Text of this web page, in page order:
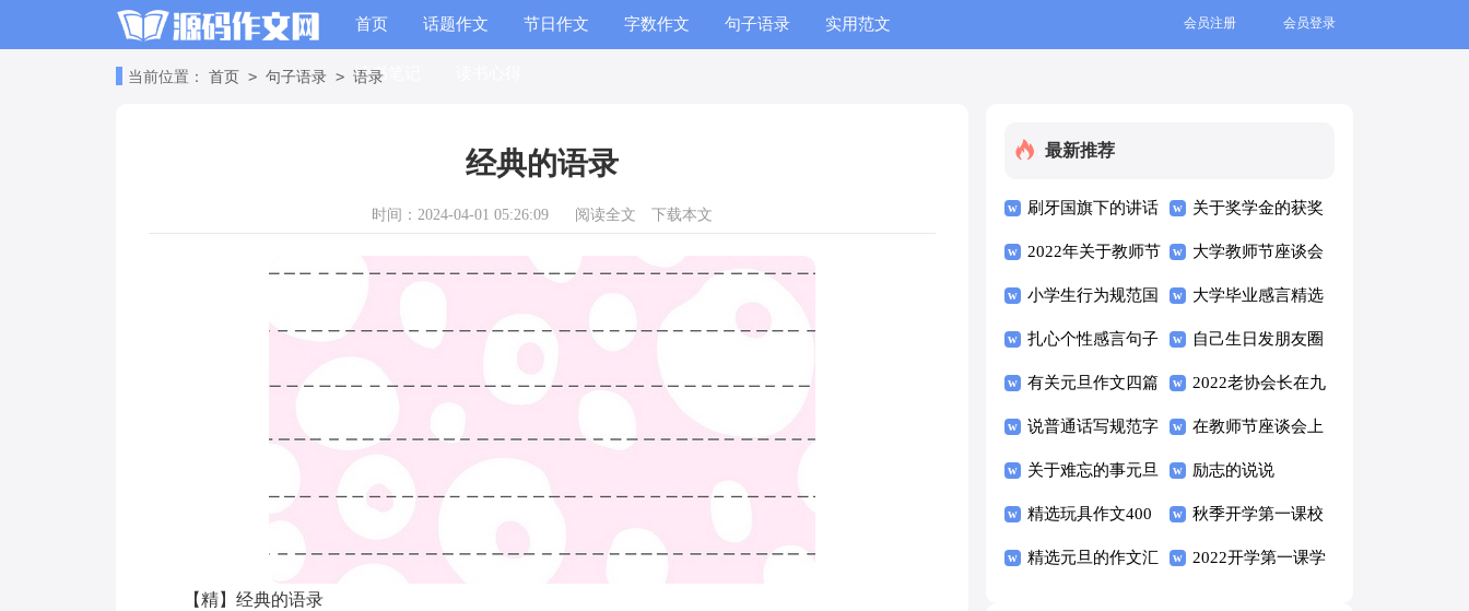
首页 话题作文 节日作文 字数作文 句子语录 实用范文
读书笔记
会员登录
会员注册
当前位置： 首页 > 句子语录 > 语录
经典的语录
时间：2024-04-01 05:26:09 阅读全文 下载本文
【精】经典的语录
最新推荐
刷牙国旗下的讲话
稿范文（精选10
篇）
关于奖学金的获奖
感言
2022年关于教师节
的讲话稿（精选10
篇）
大学教师节座谈会
经典讲话稿范文
（通用7篇）
小学生行为规范国
旗下讲话稿范文
（通用8篇）
大学毕业感言精选
15篇
扎心个性感言句子
汇总（通用100
句）
自己生日发朋友圈
简短文案（精选
105句）
有关元旦作文四篇 2022老协会长在九
九重阳节讲话稿
（通用10篇）
说普通话写规范字
国旗下讲话稿范文
（精选6篇）
在教师节座谈会上
的经典讲话稿范文
（精选10篇）
关于难忘的事元旦
作文三篇
励志的说说
精选玩具作文400
字7篇
秋季开学第一课校
长精彩讲话稿范文
精选元旦的作文汇 2022开学第一课学